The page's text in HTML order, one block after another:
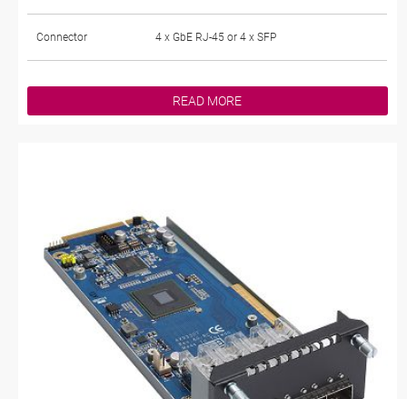
Connector 4 x GbE RJ-45 or 4 x SFP
READ MORE